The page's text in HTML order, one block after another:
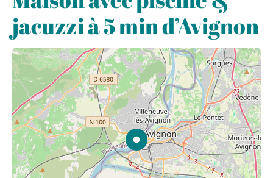
jacuzzi à 5 min d’Avignon